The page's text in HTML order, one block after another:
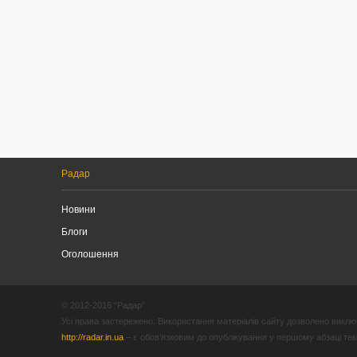
Радар
Новини
Блоги
Оголошення
© 2012-2016 “Радар”
Усі права застережено. Використання матеріалів сайту дозволено
http://radar.in.ua – є обов’язковим до опублікування у першому абзаці